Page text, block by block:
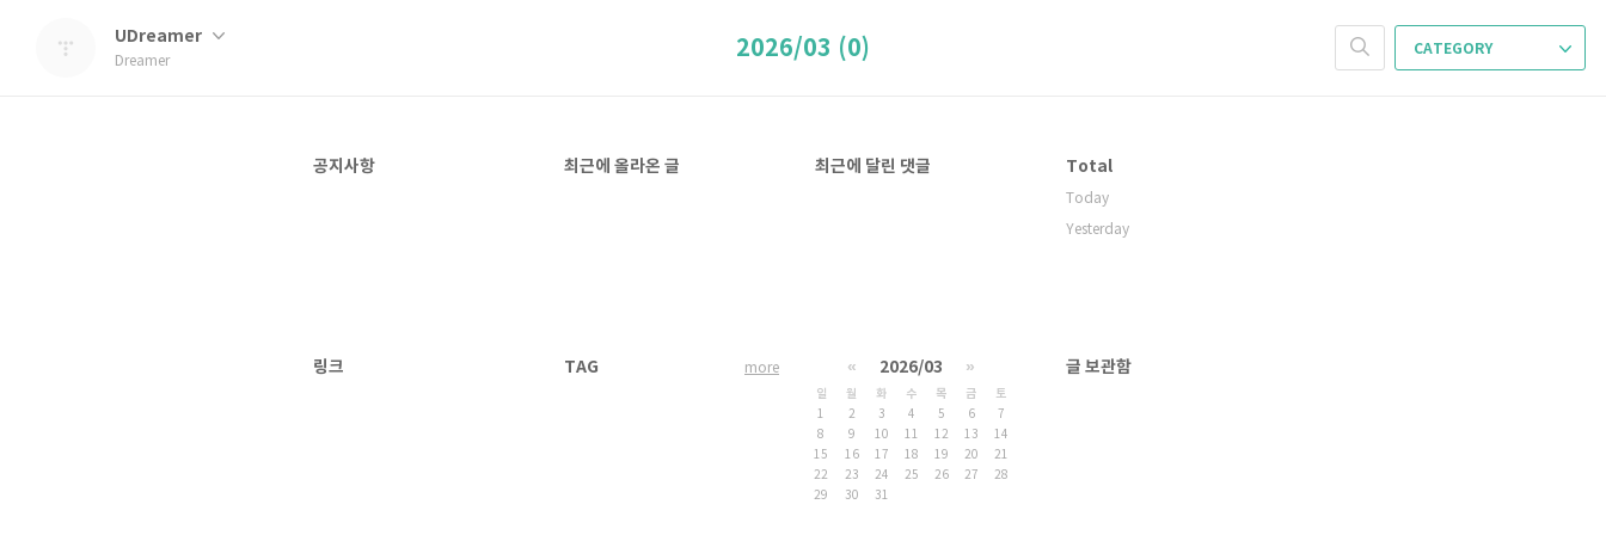
UDreamer
Dreamer
CATEGORY
2026/03 (0)
공지사항 최근에 올라온 글 최근에 달린 댓글 Total
Today
Yesterday
링크 TAG more « 2026/03 »
일 월 화 수 목 금
토
1
2 3 4 5 6
7
8
9 10 11 12 13
14
15
16 17 18 19 20
21
22
23 24 25 26 27
28
29
30 31
글 보관함